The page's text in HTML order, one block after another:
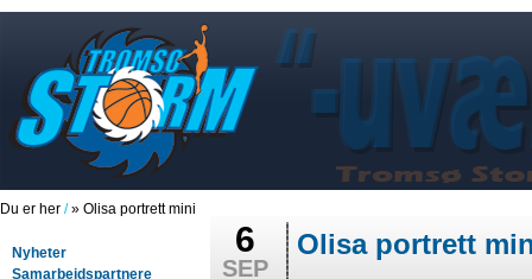
Du er her /» Olisa portrett mini
Nyheter
Samarbeidspartnere
6
SEP
Olisa portrett